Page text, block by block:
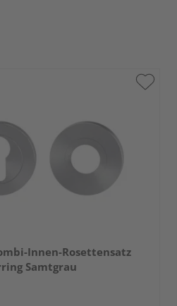
Innen-Rosettensatz
Samtgrau